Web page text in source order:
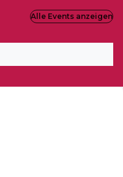
Alle Events anzeigen